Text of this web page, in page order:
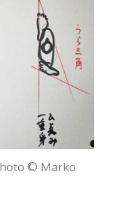
© Marko